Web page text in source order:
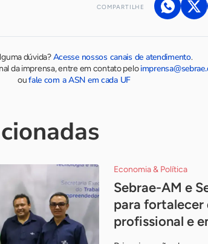
COMPARTILHE
dúvida?Acesse nossos canais de atendimento.
da imprensa, entre em contato pelo
oufale com a ASN em cada UF
Economia & Política
Sebrae-AM e
para
profissional e